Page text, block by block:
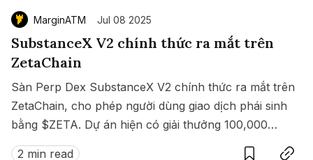
MarginATM Jul 08 2025
SubstanceX V2 chính thức ra mắt trên
ZetaChain
Sàn Perp Dex SubstanceX V2 chính thức ra mắt trên
ZetaChain, cho phép người dùng giao dịch phái sinh
bằng $ZETA. Dự án hiện có giải thưởng 100,000
$ZETA diễn ra từ 8 đến 15/07/2025.
2 min read
SaveCopy link